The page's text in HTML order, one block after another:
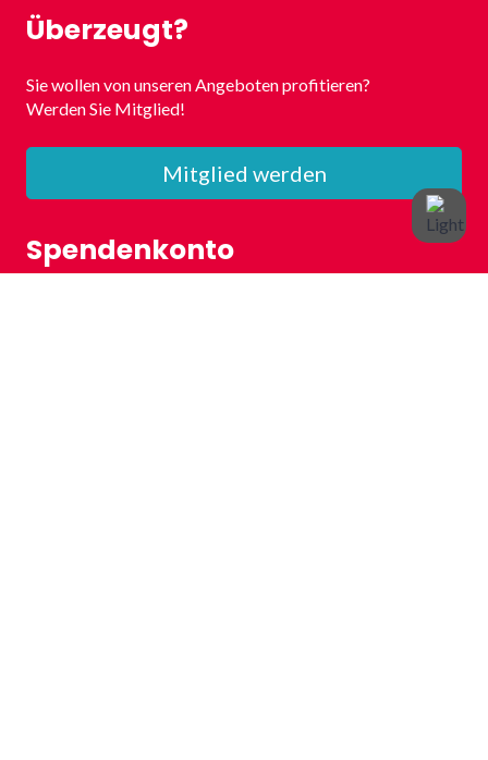
Überzeugt?
Sie wollen von unseren Angeboten profitieren?
Werden Sie Mitglied!
Mitglied werden
Spendenkonto